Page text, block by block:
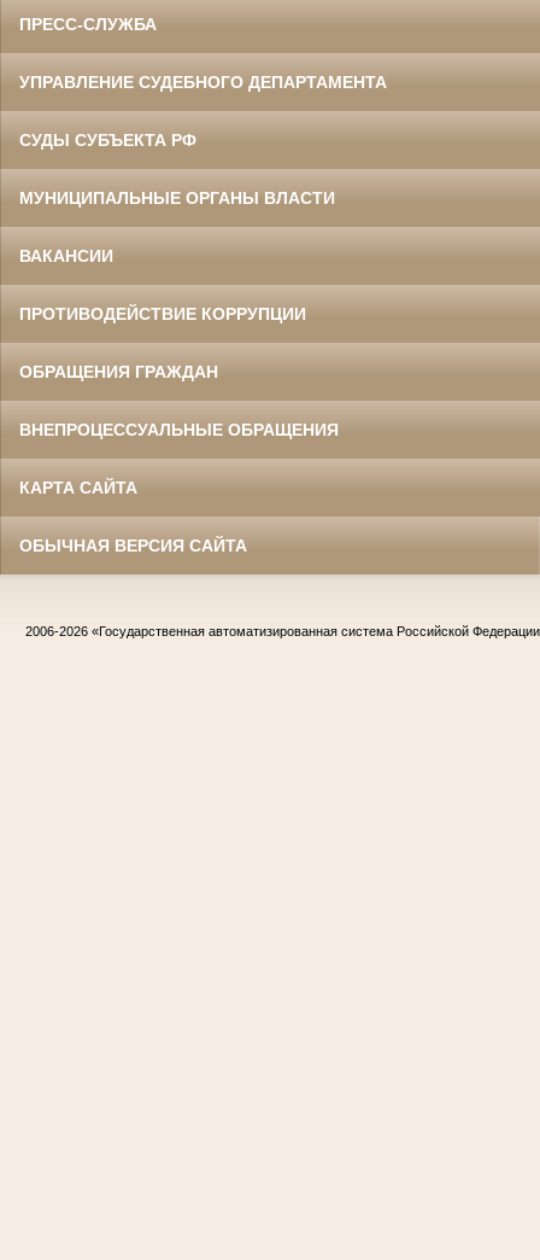
ПРЕСС-СЛУЖБА
УПРАВЛЕНИЕ СУДЕБНОГО ДЕПАРТАМЕНТА
СУДЫ СУБЪЕКТА РФ
МУНИЦИПАЛЬНЫЕ ОРГАНЫ ВЛАСТИ
ВАКАНСИИ
ПРОТИВОДЕЙСТВИЕ КОРРУПЦИИ
ОБРАЩЕНИЯ ГРАЖДАН
ВНЕПРОЦЕССУАЛЬНЫЕ ОБРАЩЕНИЯ
КАРТА САЙТА
ОБЫЧНАЯ ВЕРСИЯ САЙТА
2006-2026 «Государственная автоматизированная система Российской